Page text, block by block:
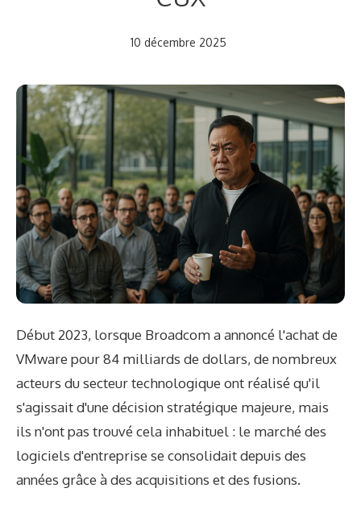
10 décembre 2025
Début 2023, lorsque Broadcom a annoncé l'achat de
VMware pour 84 milliards de dollars, de nombreux
acteurs du secteur technologique ont réalisé qu'il
s'agissait d'une décision stratégique majeure, mais
ils n'ont pas trouvé cela inhabituel : le marché des
logiciels d'entreprise se consolidait depuis des
années grâce à des acquisitions et des fusions.